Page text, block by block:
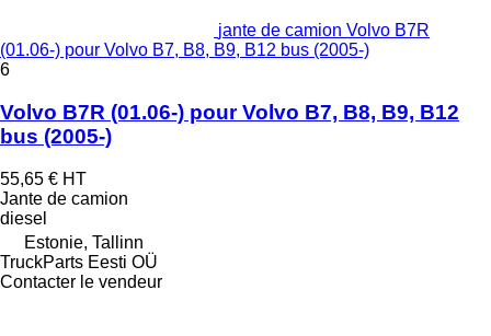
jante de camion Volvo B7R
(01.06-) pour Volvo B7, B8, B9, B12 bus (2005-)
6
Volvo B7R (01.06-) pour Volvo B7, B8, B9, B12
bus (2005-)
55,65 € HT
Jante de camion
diesel
Estonie, Tallinn
TruckParts Eesti OÜ
Contacter le vendeur